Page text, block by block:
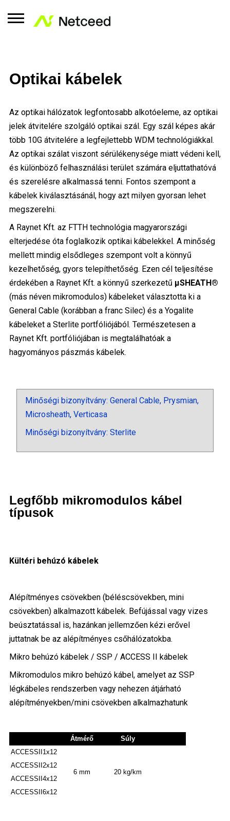
Optikai kábelek
Az optikai hálózatok legfontosabb alkotóeleme, az optikai
jelek átvitelére szolgáló optikai szál. Egy szál képes akár
több 10G átvitelére a legfejlettebb WDM technológiákkal.
Az optikai szálat viszont sérülékenysége miatt védeni kell,
és különböző felhasználási terület számára eljuttathatóvá
és szerelésre alkalmassá tenni. Fontos szempont a
kábelek kiválasztásánál, hogy azt milyen gyorsan lehet
megszerelni.
A Raynet Kft. az FTTH technológia magyarországi
elterjedése óta foglalkozik optikai kábelekkel. A minőség
mellett mindig elsődleges szempont volt a könnyű
kezelhetőség, gyors telepíthetőség. Ezen cél teljesítése
érdekében a Raynet Kft. a könnyű szerkezetű μSHEATH®
(más néven mikromodulos) kábeleket választotta ki a
General Cable (korábban a franc Silec) és a Yogalite
kábeleket a Sterlite portfóliójából. Természetesen a
Raynet Kft. portfóliójában is megtalálhatóak a
hagyományos pászmás kábelek.
Minőségi bizonyítvány: General Cable, Prysmian,
Microsheath, Verticasa
Minőségi bizonyítvány: Sterlite
Legfőbb mikromodulos kábel
típusok
Kültéri behúzó kábelek
Alépítményes csövekben (béléscsövekben, mini
csövekben) alkalmazott kábelek. Befújással vagy vizes
beúsztatással is, hazánkan jellemzően kézi erővel
juttatnak be az alépítményes csőhálózatokba.
Mikro behúzó kábelek / SSP / ACCESS II kábelek
Mikromodulos mikro behúzó kábel, amelyet az SSP
légkábeles rendszerben vagy nehezen átjárható
alépítményekben/mini csövekben alkalmazhatunk
Átmérő
Súly
ACCESSII1x12
6 mm 20 kg/km
ACCESSII2x12
ACCESSII4x12
ACCESSII6x12